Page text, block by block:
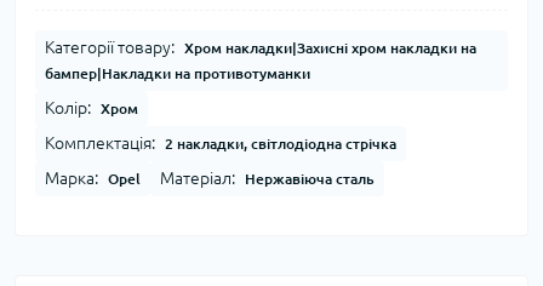
Категорії товару:
Хром накладки|Захисні хром накладки на
бампер|Накладки на противотуманки
Колір: Хром
Комплектація: 2 накладки, світлодіодна стрічка
Марка: Opel Матеріал: Нержавіюча сталь